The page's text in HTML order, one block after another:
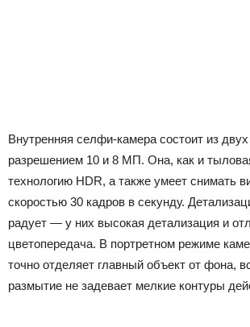
Внутренняя селфи-камера состоит из
разрешением 10 и 8 МП. Она, как и
технологию HDR, а также умеет снимать
скоростью 30 кадров в секунду.
радует — у них высокая детализация и
цветопередача. В портретном режиме
точно отделяет главный объект от фона,
размытие не задевает мелкие контуры